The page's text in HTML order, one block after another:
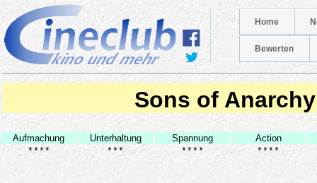
Home
Bewerten
Sons of Anarchy
Aufmachung Unterhaltung Spannung
Action
****
*** **** ****